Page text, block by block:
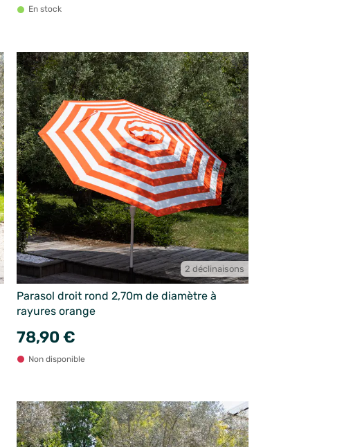
En stock
2 déclinaisons
Parasol droit rond 2,70m de diamètre à
rayures orange
78,90 €
Non disponible